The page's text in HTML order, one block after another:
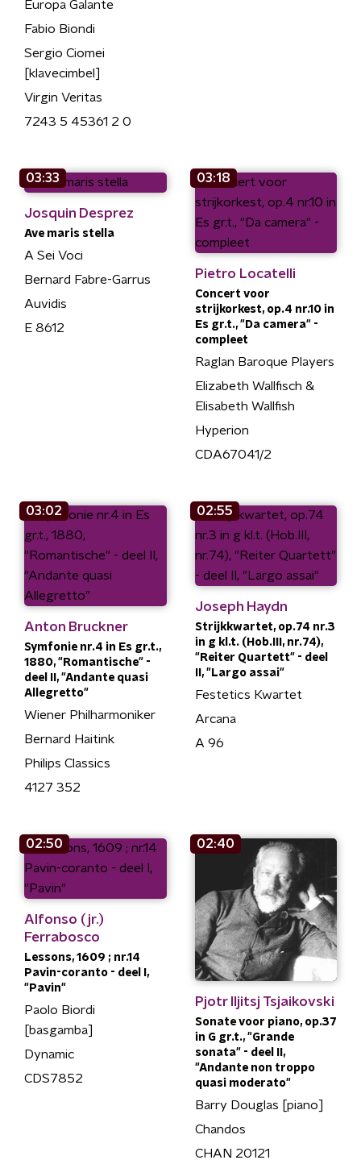
Europa Galante
Fabio Biondi
Sergio Ciomei
[klavecimbel]
Virgin Veritas
7243 5 45361 2 0
03:33
Josquin Desprez
Ave maris stella
A Sei Voci
Bernard Fabre-Garrus
Auvidis
E 8612
03:18
Pietro Locatelli
Concert voor
strijkorkest, op.4 nr.10 in
Es gr.t., "Da camera" -
compleet
Raglan Baroque Players
Elizabeth Wallfisch &
Elisabeth Wallfish
Hyperion
CDA67041/2
03:02
Anton Bruckner
Symfonie nr.4 in Es gr.t.,
1880, "Romantische" -
deel II, "Andante quasi
Allegretto"
Wiener Philharmoniker
Bernard Haitink
Philips Classics
4127 352
02:55
Joseph Haydn
Strijkkwartet, op.74 nr.3
in g kl.t. (Hob.III, nr.74),
"Reiter Quartett" - deel
II, "Largo assai"
Festetics Kwartet
Arcana
A 96
02:50
Alfonso (jr.)
Ferrabosco
Lessons, 1609 ; nr.14
Pavin-coranto - deel I,
"Pavin"
Paolo Biordi
[basgamba]
Dynamic
CDS7852
02:40
Pjotr Iljitsj Tsjaikovski
Sonate voor piano, op.37
in G gr.t., "Grande
sonata" - deel II,
"Andante non troppo
quasi moderato"
Barry Douglas [piano]
Chandos
CHAN 20121